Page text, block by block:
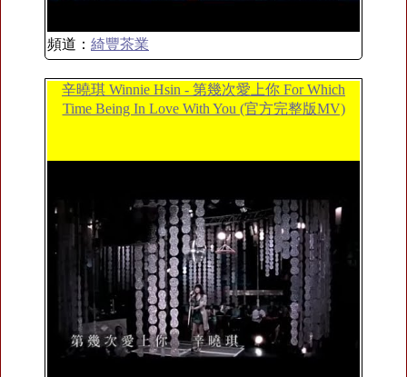
頻道： 綺豐茶業
辛曉琪 Winnie Hsin - 第幾次愛上你 For Which
Time Being In Love With You (官方完整版MV)